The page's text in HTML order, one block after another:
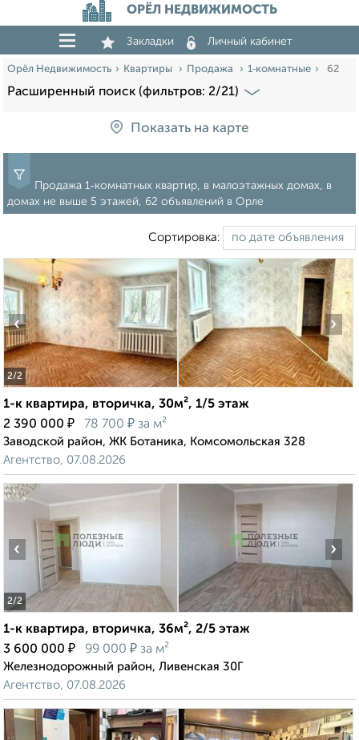
ОРЁЛ НЕДВИЖИМОСТЬ
Закладки Личный кабинет
Орёл Недвижимость Квартиры Продажа 1‑комнатные 62
Расширенный поиск (фильтров: 2/21)
Показать на карте
Продажа 1‑комнатных квартир, в малоэтажных домах, в
домах не выше 5 этажей, 62 объявлений в Орле
Сортировка:
2/2
‹ ›
1-к квартира, вторичка, 30м², 1/5 этаж
2 390 000 ₽ 78 700 ₽ за м²
Заводской район, ЖК Ботаника, Комсомольская 328
Агентство, 07.08.2026
2/2
‹ ›
1-к квартира, вторичка, 36м², 2/5 этаж
3 600 000 ₽ 99 000 ₽ за м²
Железнодорожный район, Ливенская 30Г
Агентство, 07.08.2026